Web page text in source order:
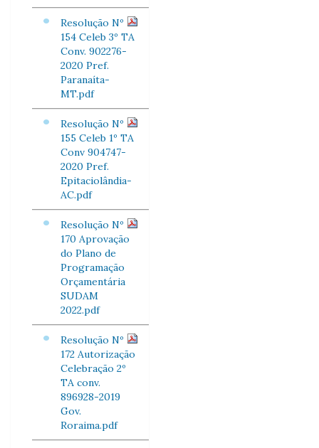
Resolução Nº
154 Celeb 3º TA
Conv. 902276-
2020 Pref.
Paranaíta-
MT.pdf
Resolução Nº
155 Celeb 1º TA
Conv 904747-
2020 Pref.
Epitaciolândia-
AC.pdf
Resolução Nº
170 Aprovação
do Plano de
Programação
Orçamentária
SUDAM
2022.pdf
Resolução Nº
172 Autorização
Celebração 2º
TA conv.
896928-2019
Gov.
Roraima.pdf